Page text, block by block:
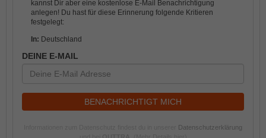
kannst Dir aber eine kostenlose E-Mail Benachrichtigung
anlegen! Du hast für diese Erinnerung folgende Kritieren
festgelegt:
In: Deutschland
DEINE E-MAIL
BENACHRICHTIGT MICH
Datenschutzerklärung